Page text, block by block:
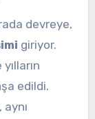
devreye,
giriyor.
edildi.